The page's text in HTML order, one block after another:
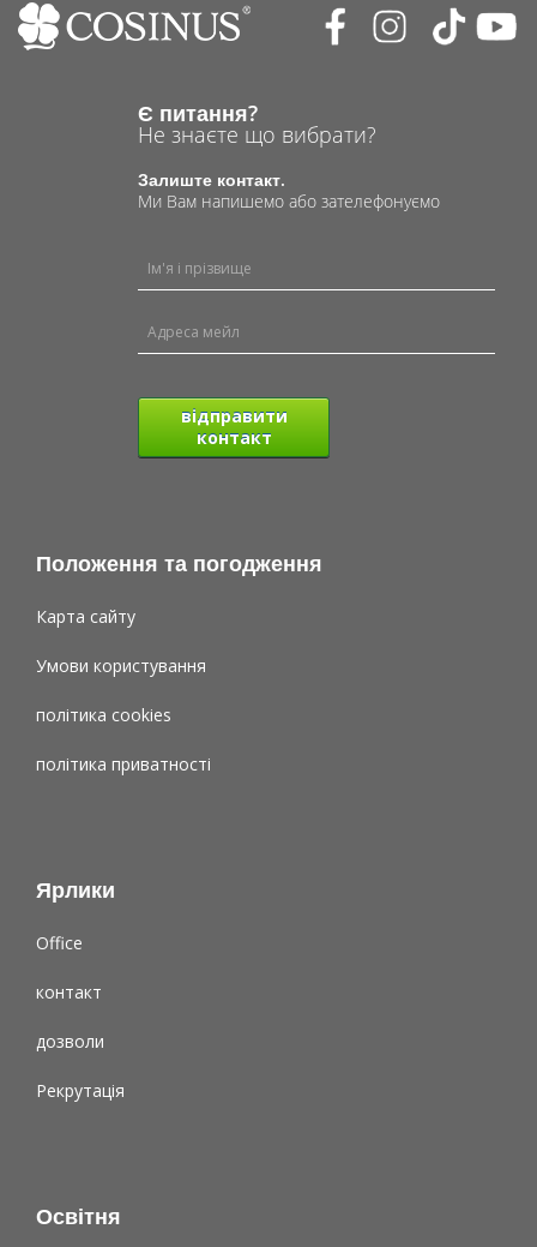
Є питання?
Не знаєте що вибрати?
Залиште контакт.
Ми Вам напишемо або зателефонуємо
відправити
контакт
Положення та погодження
Карта сайту
Умови користування
політика cookies
політика приватності
Ярлики
Office
контакт
дозволи
Рекрутація
Освітня